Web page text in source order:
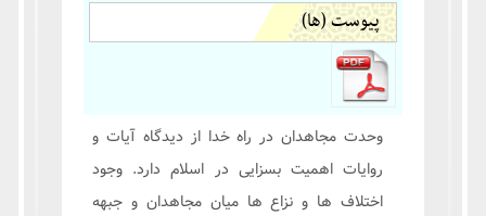
پیوست (ها)
وحدت مجاهدان در راه خدا از دیدگاه آیات و
روایات اهمیت بسزایی در اسلام دارد. وجود
اختلاف ها و نزاع ها میان مجاهدان و جبهه